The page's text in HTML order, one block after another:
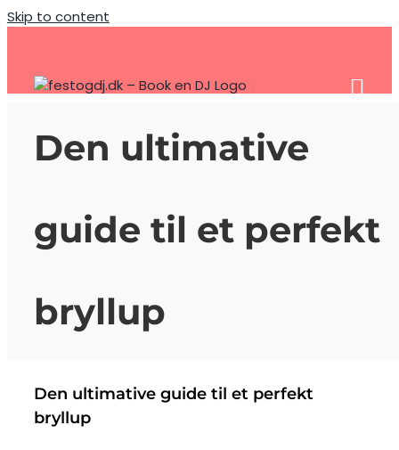
Skip to content
Den ultimative
guide til et perfekt
bryllup
Den ultimative guide til et perfekt
bryllup